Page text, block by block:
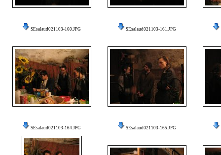
SEsalaud021103-160.JPG SEsalaud021103-161.JPG
SEsalaud021103-164.JPG SEsalaud021103-165.JPG